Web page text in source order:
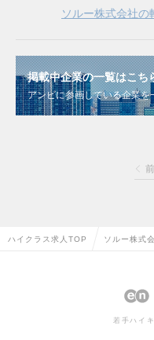
ソルー株式会社の
掲載中企業の一覧はこち
アンビに参画している企業を
ハイクラス求人TOP ソルー株式
若手ハイ